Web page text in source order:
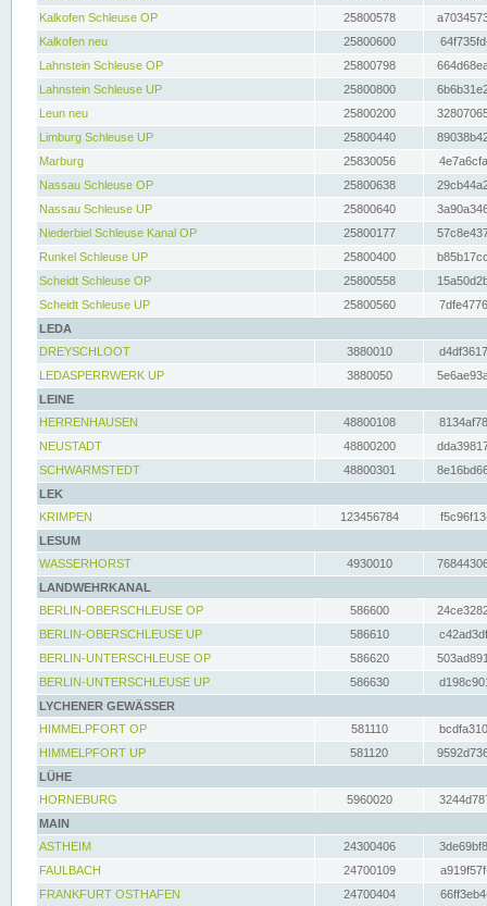
Kalkofen Schleuse OP
25800578
Kalkofen neu
25800600
Lahnstein Schleuse OP
25800798
Lahnstein Schleuse UP
25800800
Leun neu
25800200
Limburg Schleuse UP
25800440
Marburg
25830056
Nassau Schleuse OP
25800638
Nassau Schleuse UP
25800640
Niederbiel Schleuse Kanal OP
25800177
Runkel Schleuse UP
25800400
Scheidt Schleuse OP
25800558
Scheidt Schleuse UP
25800560
LEDA
DREYSCHLOOT
3880010
LEDASPERRWERK UP
3880050
LEINE
HERRENHAUSEN
48800108
NEUSTADT
48800200
SCHWARMSTEDT
48800301
LEK
KRIMPEN
123456784
LESUM
WASSERHORST
4930010
LANDWEHRKANAL
BERLIN-OBERSCHLEUSE OP
586600
BERLIN-OBERSCHLEUSE UP
586610
BERLIN-UNTERSCHLEUSE OP
586620
BERLIN-UNTERSCHLEUSE UP
586630
LYCHENER GEWÄSSER
HIMMELPFORT OP
581110
HIMMELPFORT UP
581120
LÜHE
HORNEBURG
5960020
MAIN
ASTHEIM
24300406
FAULBACH
24700109
FRANKFURT OSTHAFEN
24700404